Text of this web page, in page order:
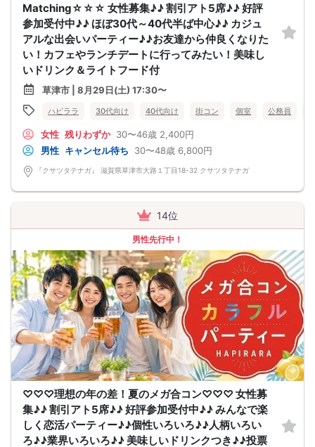
Matching☆☆☆ 女性募集♪♪ 割引アト5席♪♪ 好評
参加受付中♪♪ ほぼ30代～40代半ば中心♪♪ カジュ
アルな出会いパーティー♪♪お友達から仲良くなりた
い！カフェやランチデートに行ってみたい！美味し
いドリンク＆ライトフード付
草津市 | 8月29日(土) 17:30〜
ハピララ 30代向け 40代向け 街コン 個室 公務員
女性 残りわずか 30〜46歳 2,400円
男性 キャンセル待ち 30〜48歳 6,800円
『クサツタテナガ』 滋賀県草津市大路１丁目18-32 クサツタテナガ
14位
男性先行中！
♡♡♡理想の年の差！夏のメガ合コン♡♡♡ 女性募
集♪♪ 割引アト5席♪♪ 好評参加受付中♪♪ みんなで楽
しく恋活パーティー♪♪個性いろいろ♪♪人柄いろい
ろ♪♪業界いろいろ♪♪ 美味しいドリンクつき♪♪投票